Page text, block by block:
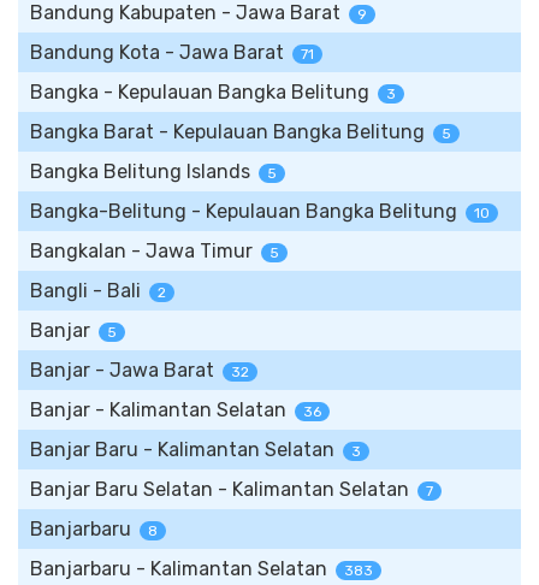
Bandung Kabupaten - Jawa Barat 9
Bandung Kota - Jawa Barat 71
Bangka - Kepulauan Bangka Belitung 3
Bangka Barat - Kepulauan Bangka Belitung 5
Bangka Belitung Islands 5
Bangka-Belitung - Kepulauan Bangka Belitung 10
Bangkalan - Jawa Timur 5
Bangli - Bali 2
Banjar 5
Banjar - Jawa Barat 32
Banjar - Kalimantan Selatan 36
Banjar Baru - Kalimantan Selatan 3
Banjar Baru Selatan - Kalimantan Selatan 7
Banjarbaru 8
Banjarbaru - Kalimantan Selatan 383